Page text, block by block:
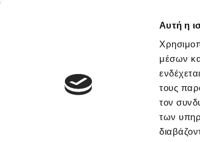
Αυτή η
μέσων
τους
τον
των
Νέα & Πληροφορίες
Previous
ΑΛΕΞΑΝΔΡΟΣ